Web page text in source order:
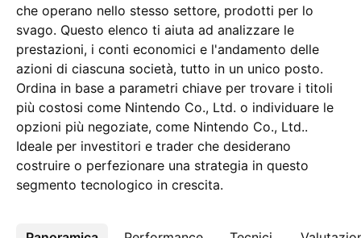
che operano nello stesso settore, prodotti per lo
svago. Questo elenco ti aiuta ad analizzare le
prestazioni, i conti economici e l'andamento delle
azioni di ciascuna società, tutto in un unico posto.
Ordina in base a parametri chiave per trovare i titoli
più costosi come Nintendo Co., Ltd. o individuare le
opzioni più negoziate, come Nintendo Co., Ltd..
Ideale per investitori e trader che desiderano
costruire o perfezionare una strategia in questo
segmento tecnologico in crescita.